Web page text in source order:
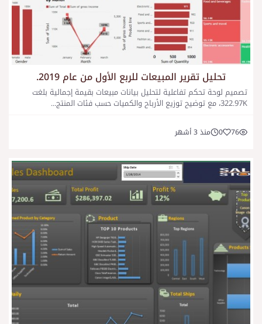
تحليل تقرير المبيعات للربع الأول من عام 2019.
تصميم لوحة تحكم تفاعلية لتحليل بيانات مبيعات بقيمة إجمالية بلغت
322.97K، مع توضيح توزيع الأرباح والكميات حسب فئات المنتج...
76
0 منذ 3 أشهر